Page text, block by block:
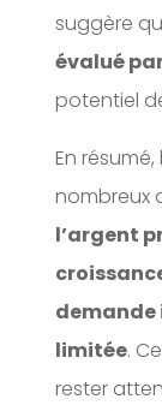
suggère
évalué
potentiel
En
nombreux
l’argent
demande
limitée.
rester